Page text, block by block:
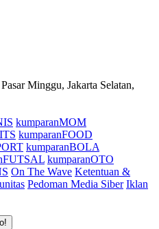
Minggu, Jakarta Selatan,
kumparanMOM
kumparanFOOD
kumparanBOLA
kumparanOTO
On The Wave Ketentuan &
Pedoman Media Siber Iklan